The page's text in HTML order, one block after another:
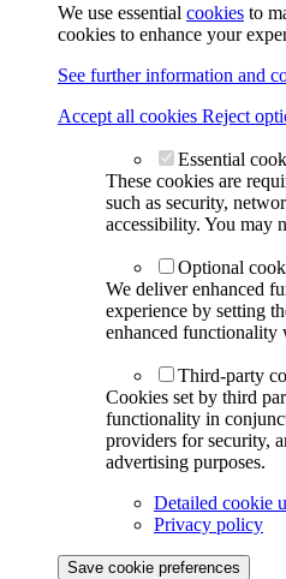
We use essential cookies to
cookies to enhance your
See further information and
Accept all cookies Reject
Essential
These cookies are
such as security,
accessibility. You may
Optional
We deliver enhanced
experience by setting
enhanced functionality
Third-party
Cookies set by third
functionality in
providers for security,
advertising purposes.
Detailed cookie
Privacy policy
Save cookie preferences